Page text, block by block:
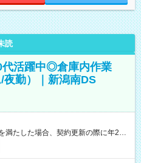
読
活躍中◎倉庫内作業
夜勤）｜新潟南DS
満たした場合、契約更新の際に年2回
締/翌
当、別途支給 ※深夜割増賃金 (22:00～